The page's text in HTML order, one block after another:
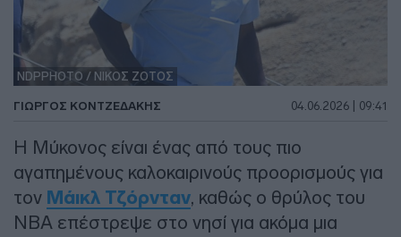
NDPPHOTO / ΝΙΚΟΣ ΖΟΤΟΣ
ΓΙΏΡΓΟΣ ΚΟΝΤΖΕΔΆΚΗΣ 04.06.2026 | 09:41
Η Μύκονος είναι ένας από τους πιο
αγαπημένους καλοκαιρινούς προορισμούς για
τον Μάικλ Τζόρνταν, καθώς ο θρύλος του
NBA επέστρεψε στο νησί για ακόμα μια